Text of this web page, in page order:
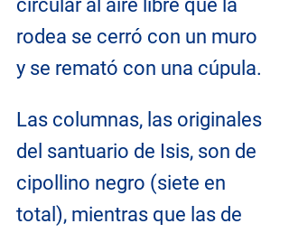
circular al aire libre que la
rodea se cerró con un muro
y se remató con una cúpula.
Las columnas, las originales
del santuario de Isis, son de
cipollino negro (siete en
total), mientras que las de